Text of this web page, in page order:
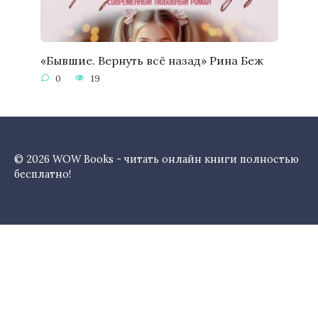
«Бывшие. Вернуть всё назад» Рина Беж
0 19
© 2026 WOW Books - читать онлайн книги полностью
бесплатно!